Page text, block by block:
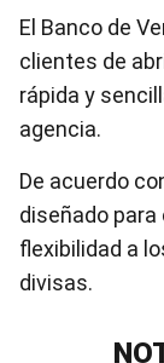
El Banco de
clientes de
rápida y
agencia.
De acuerdo
diseñado
flexibilidad a
divisas.